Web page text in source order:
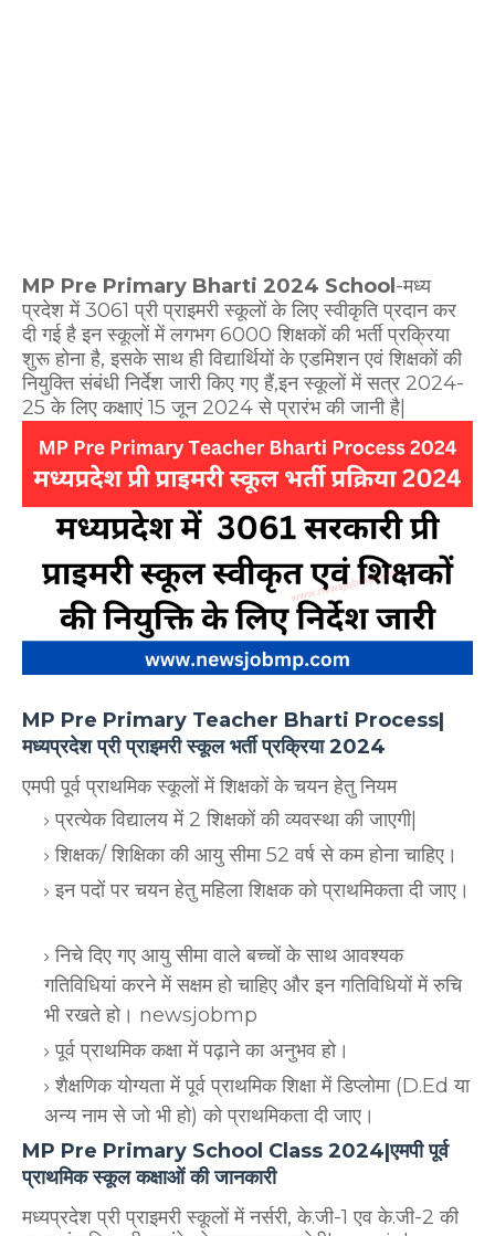
MP Pre Primary Bharti 2024 School -मध्य
प्रदेश में 3061प्री प्राइमरीस्कूलों के लिए स्वीकृति प्रदान कर
दी गई है इन स्कूलों में लगभग 6000 शिक्षकों की भर्ती प्रक्रिया
शुरू होना है, इसके साथ ही विद्यार्थियों के एडमिशन एवं शिक्षकों की
नियुक्ति संबंधी निर्देश जारी किए गए हैं,इन स्कूलों में सत्र 2024-
25 के लिए कक्षाएं 15 जून 2024 से प्रारंभ की जानी है|
MP Pre Primary Teacher Bharti Process|
मध्यप्रदेश प्री प्राइमरी स्कूल भर्ती प्रक्रिया 2024
एमपी पूर्व प्राथमिक स्कूलों में शिक्षकों के चयन हेतु नियम
प्रत्येक विद्यालय में 2 शिक्षकों की व्यवस्था की जाएगी|
शिक्षक/ शिक्षिका की आयु सीमा 52 वर्ष से कम होना चाहिए।
इन पदों पर चयन हेतु महिला शिक्षक को प्राथमिकता दी जाए।
निचे दिए गए आयु सीमा वाले बच्चों के साथ आवश्यक
गतिविधियां करने में सक्षम हो चाहिए और इन गतिविधियों में रुचि
भी रखते हो। newsjobmp
पूर्व प्राथमिक कक्षा में पढ़ाने का अनुभव हो।
शैक्षणिक योग्यता में पूर्व प्राथमिक शिक्षा में डिप्लोमा (D.Ed या
अन्य नाम से जो भी हो) को प्राथमिकता दी जाए।
MP Pre Primary School Class 2024|एमपी पूर्व
प्राथमिक स्कूल कक्षाओं की जानकारी
मध्यप्रदेश प्री प्राइमरी स्कूलों में नर्सरी, के.जी-1 एव के.जी-2 की